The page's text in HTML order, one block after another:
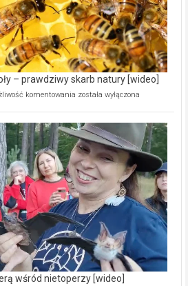
na
modernizację
oczyszczalni
ścieków
[wideo]
– prawdziwy skarb natury [wideo]
komentowania Ekologiczne
–
prawdziwy
skarb
natury
[wideo]
została wyłączona
wśród nietoperzy [wideo]